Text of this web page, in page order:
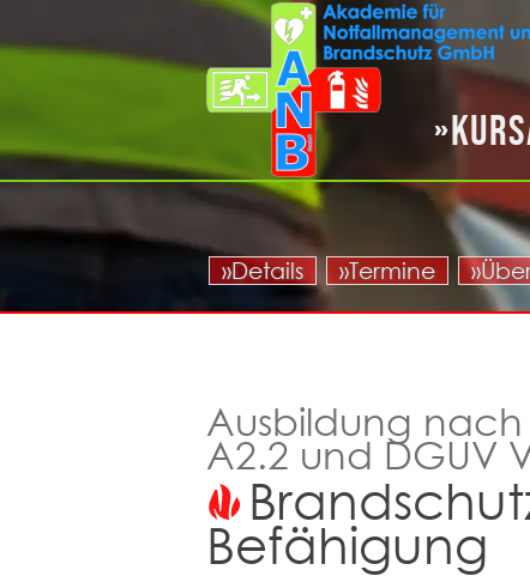
»Details »Termine
Ausbildung nach
A2.2 und DGUV
Befähigung